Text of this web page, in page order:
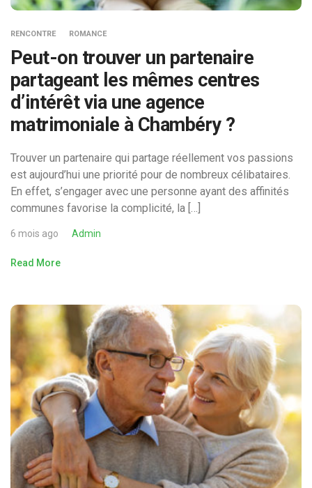
RENCONTRE ROMANCE
Peut-on trouver un partenaire
partageant les mêmes centres
d’intérêt via une agence
matrimoniale à Chambéry ?
Trouver un partenaire qui partage réellement vos passions
est aujourd’hui une priorité pour de nombreux célibataires.
En effet, s’engager avec une personne ayant des affinités
communes favorise la complicité, la […]
6 mois ago Admin
Read More